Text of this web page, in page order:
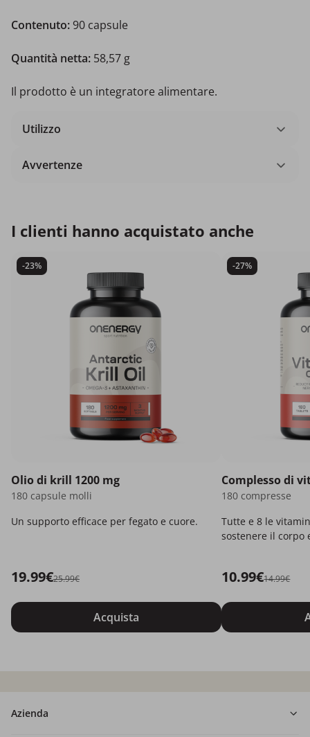
Contenuto:90 capsule
Quantità netta: 58,57 g
Il prodotto è un integratore alimentare.
Utilizzo
Avvertenze
I clienti hanno acquistato anche
-23%
Olio di krill 1200 mg
180 capsule molli
Un supporto efficace per fegato e cuore.
19.99€25.99€
Acquista
-27%
Complesso di
180 compresse
Tutte e 8 le
sostenere il corpo
10.99€14.99€
Azienda